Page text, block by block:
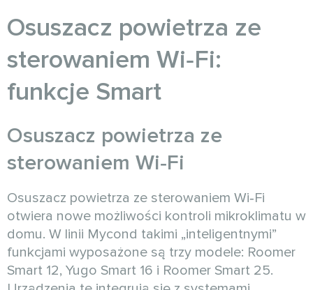
Osuszacz powietrza ze
sterowaniem Wi‑Fi:
funkcje Smart
Osuszacz powietrza ze
sterowaniem Wi‑Fi
Osuszacz powietrza ze sterowaniem Wi‑Fi
otwiera nowe możliwości kontroli mikroklimatu w
domu. W linii Mycond takimi „inteligentnymi”
funkcjami wyposażone są trzy modele: Roomer
Smart 12, Yugo Smart 16 i Roomer Smart 25.